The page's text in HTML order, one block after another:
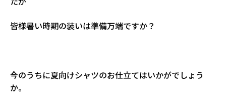
皆様暑い時期の装いは準備万端ですか？
今のうちに夏向けシャツのお仕立てはいかがでしょう
か。